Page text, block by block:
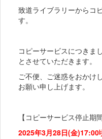
致道ライブラリーからコ
す。
コピーサービスにつきま
とさせていただきます。
ご不便、ご迷惑をおかけ
お願い申し上げます。
【コピーサービス停
2025年3月28日(金)17:00